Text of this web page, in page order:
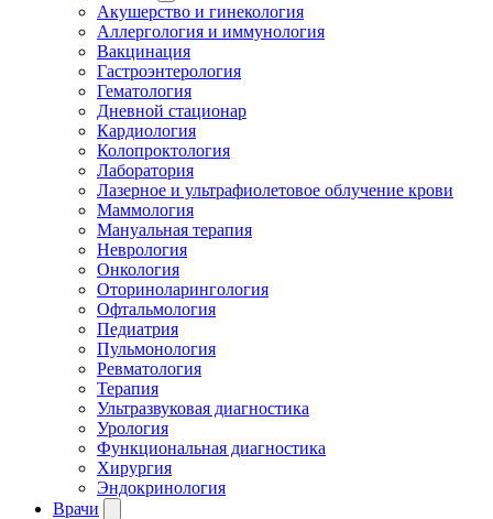
Акушерство и гинекология
Аллергология и иммунология
Вакцинация
Гастроэнтерология
Гематология
Дневной стационар
Кардиология
Колопроктология
Лаборатория
Лазерное и ультрафиолетовое облучение крови
Маммология
Мануальная терапия
Неврология
Онкология
Оториноларингология
Офтальмология
Педиатрия
Пульмонология
Ревматология
Терапия
Ультразвуковая диагностика
Урология
Функциональная диагностика
Хирургия
Эндокринология
Врачи